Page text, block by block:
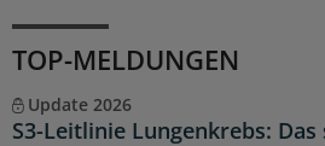
TOP-MELDUNGEN
Update 2026
S3-Leitlinie Lungenkrebs: